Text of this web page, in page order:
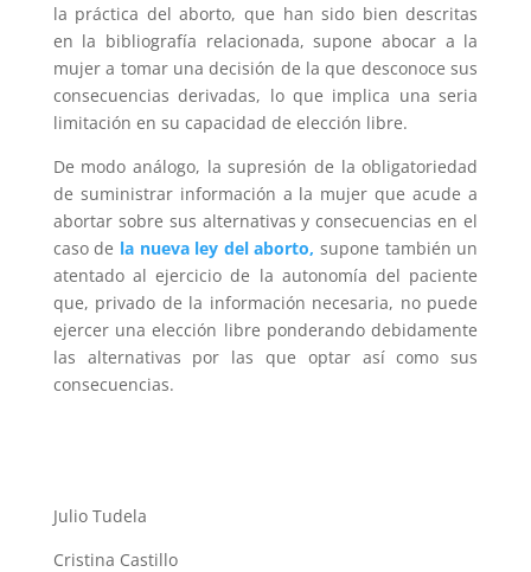
la práctica del aborto, que han sido bien descritas
en la bibliografía relacionada, supone abocar a la
mujer a tomar una decisión de la que desconoce sus
consecuencias derivadas, lo que implica una seria
limitación en su capacidad de elección libre.
De modo análogo, la supresión de la obligatoriedad
de suministrar información a la mujer que acude a
abortar sobre sus alternativas y consecuencias en el
caso de la nueva ley del aborto, supone también un
atentado al ejercicio de la autonomía del paciente
que, privado de la información necesaria, no puede
ejercer una elección libre ponderando debidamente
las alternativas por las que optar así como sus
consecuencias.
Julio Tudela
Cristina Castillo